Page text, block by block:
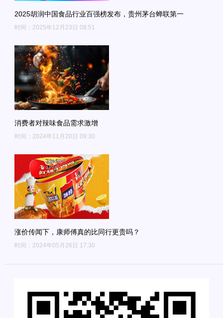
2025胡润中国食品行业百强榜发布，贵州茅台蝉联第一
时间：2025年12月23日 08:51
消费者对辣味食品需求激增
时间：2024年11月20日 09:30
涨价传闻下，康师傅真的比同行更贵吗？
时间：2024年05月26日 17:30